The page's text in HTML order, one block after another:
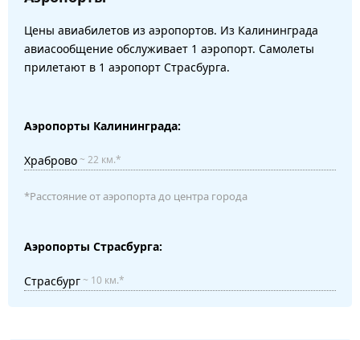
Цены авиабилетов из аэропортов. Из Калининграда
авиасообщение обслуживает 1 аэропорт. Самолеты
прилетают в 1 аэропорт Страсбурга.
Аэропорты Калининграда:
Храброво~ 22 км.*
*Расстояние от аэропорта до центра города
Аэропорты Страсбурга:
Страсбург~ 10 км.*